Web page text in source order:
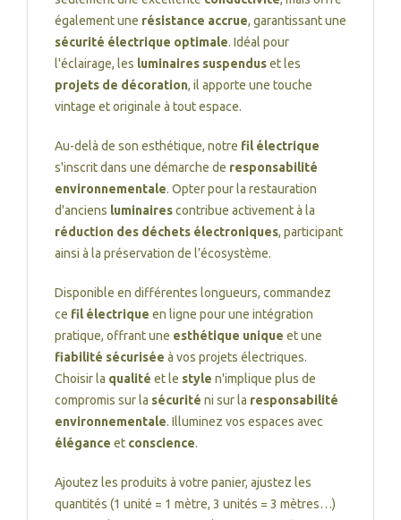
également une résistance accrue, garantissant une
sécurité électrique optimale. Idéal pour
l'éclairage, les luminaires suspenduset les
projets de décoration, il apporte une touche
vintage et originale à tout espace.
Au-delà de son esthétique, notre fil électrique
s'inscrit dans une démarche de responsabilité
environnementale. Opter pour la restauration
d'anciens luminairescontribue activement à la
réduction des déchets électroniques, participant
ainsi à la préservation de l’écosystème.
Disponible en différentes longueurs, commandez
ce fil électrique en ligne pour une intégration
pratique, offrant une esthétique unique et une
fiabilité sécurisée à vos projets électriques.
Choisir la qualité et le style n'implique plus de
compromis sur la sécurité ni sur la responsabilité
environnementale. Illuminez vos espaces avec
élégance et conscience.
Ajoutez les produits à votre panier, ajustez les
quantités (1 unité = 1 mètre, 3 unités = 3 mètres…)